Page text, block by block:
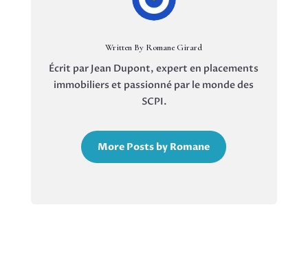
Written By Romane Girard
Écrit par Jean Dupont, expert en placements
immobiliers et passionné par le monde des
SCPI.
More Posts by Romane